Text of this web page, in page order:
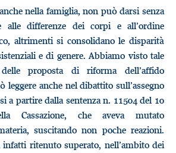
nella famiglia, non può darsi senza
alle differenze dei corpi e all’ordine
altrimenti si consolidano le disparità
e di genere. Abbiamo visto tale
proposta di riforma dell’affido
leggere anche nel dibattito sull’assegno
a partire dalla sentenza n. 11504 del 10
Cassazione, che aveva mutato
suscitando non poche reazioni.
infatti ritenuto superato, nell’ambito dei